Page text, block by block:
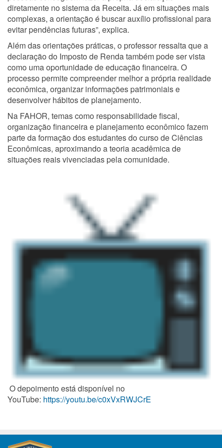
diretamente no sistema da Receita. Já em situações mais
complexas, a orientação é buscar auxílio profissional para
evitar pendências futuras”, explica.
Além das orientações práticas, o professor ressalta que a
declaração do Imposto de Renda também pode ser vista
como uma oportunidade de educação financeira. O
processo permite compreender melhor a própria realidade
econômica, organizar informações patrimoniais e
desenvolver hábitos de planejamento.
Na FAHOR, temas como responsabilidade fiscal,
organização financeira e planejamento econômico fazem
parte da formação dos estudantes do curso de Ciências
Econômicas, aproximando a teoria acadêmica de
situações reais vivenciadas pela comunidade.
O depoimento está disponível no
YouTube: https://youtu.be/c0xVxRWJCrE